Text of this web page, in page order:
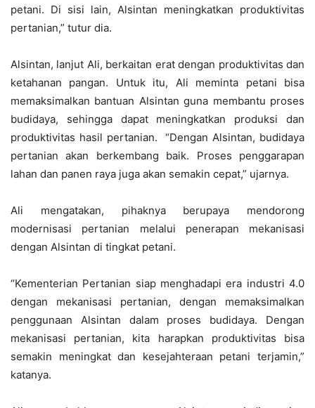
petani. Di sisi lain, Alsintan meningkatkan produktivitas
pertanian,” tutur dia.
Alsintan, lanjut Ali, berkaitan erat dengan produktivitas dan
ketahanan pangan. Untuk itu, Ali meminta petani bisa
memaksimalkan bantuan Alsintan guna membantu proses
budidaya, sehingga dapat meningkatkan produksi dan
produktivitas hasil pertanian. “Dengan Alsintan, budidaya
pertanian akan berkembang baik. Proses penggarapan
lahan dan panen raya juga akan semakin cepat,” ujarnya.
Ali mengatakan, pihaknya berupaya mendorong
modernisasi pertanian melalui penerapan mekanisasi
dengan Alsintan di tingkat petani.
“Kementerian Pertanian siap menghadapi era industri 4.0
dengan mekanisasi pertanian, dengan memaksimalkan
penggunaan Alsintan dalam proses budidaya. Dengan
mekanisasi pertanian, kita harapkan produktivitas bisa
semakin meningkat dan kesejahteraan petani terjamin,”
katanya.